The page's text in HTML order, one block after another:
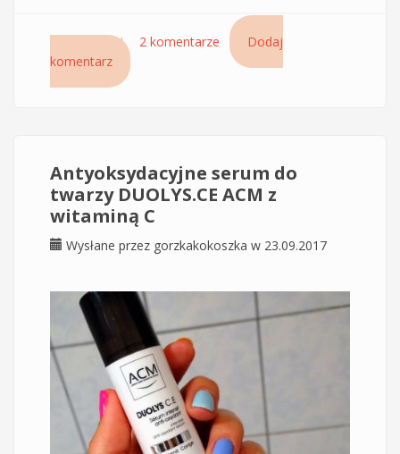
Czytaj dalejwpis Silaplex Montibello czyli mój mega hit na
piękne i błyszczące włosy
2 komentarze
Dodaj
komentarz
Antyoksydacyjne serum do
twarzy DUOLYS.CE ACM z
witaminą C
Wysłane przez gorzkakokoszka w 23.09.2017